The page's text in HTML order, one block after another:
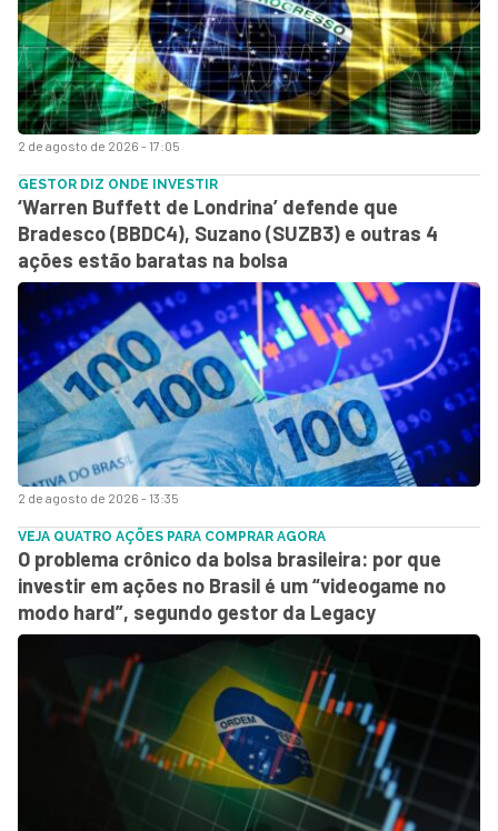
2 de agosto de 2026 - 17:05
2 de agosto de 2026 - 13:35
GESTOR DIZ ONDE INVESTIR
‘Warren Buffett de Londrina’ defende que
Bradesco (BBDC4), Suzano (SUZB3) e outras 4
ações estão baratas na bolsa
VEJA QUATRO AÇÕES PARA COMPRAR AGORA
O problema crônico da bolsa brasileira: por que
investir em ações no Brasil é um “videogame no
modo hard”, segundo gestor da Legacy